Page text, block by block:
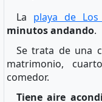
La playa de Los
minutos andando.
Se trata de una
matrimonio,
comedor.
Tiene aire